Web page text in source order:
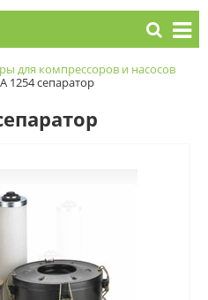
для компрессоров и насосов
1254 сепаратор